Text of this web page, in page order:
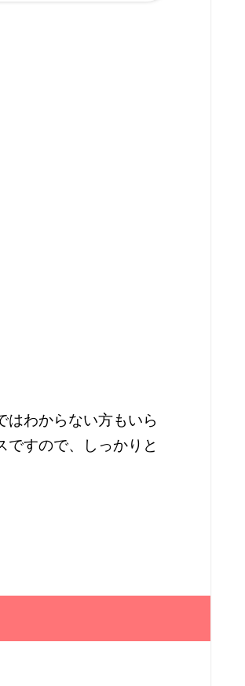
はわからない方もいら
ですので、しっかりと